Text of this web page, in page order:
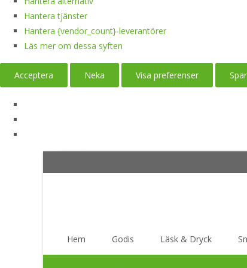
Hantera tjänster
Hantera {vendor_count}-leverantörer
Läs mer om dessa syften
Acceptera Neka Visa preferenser
Hem Godis Läsk & Dryck